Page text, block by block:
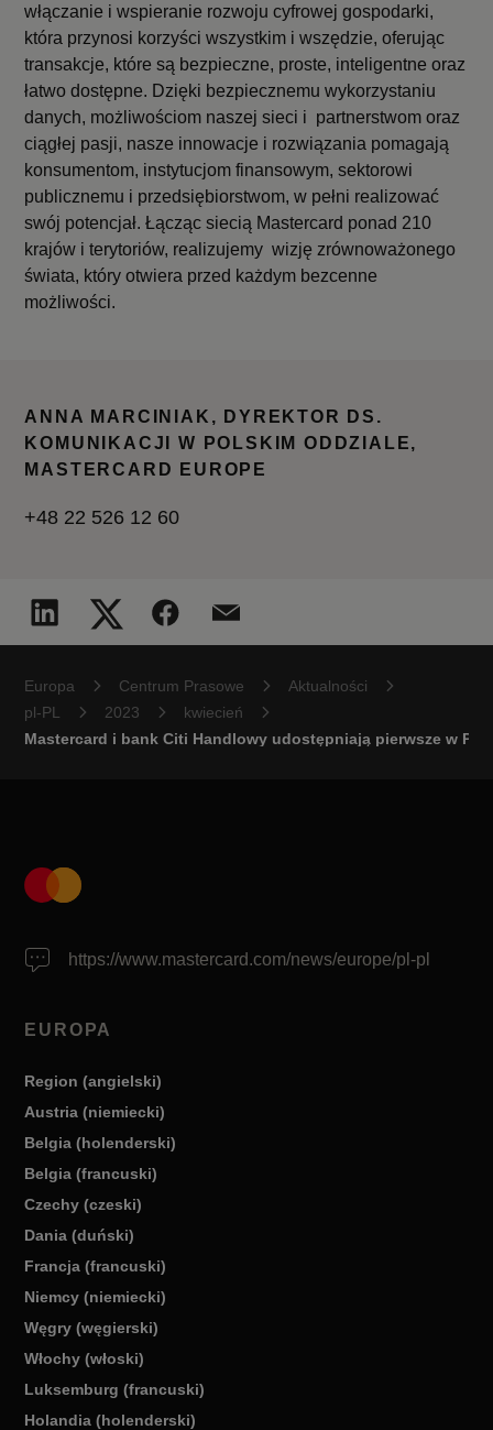
włączanie i wspieranie rozwoju cyfrowej gospodarki,
która przynosi korzyści wszystkim i wszędzie, oferując
transakcje, które są bezpieczne, proste, inteligentne oraz
łatwo dostępne. Dzięki bezpiecznemu wykorzystaniu
danych, możliwościom naszej sieci i partnerstwom oraz
ciągłej pasji, nasze innowacje i rozwiązania pomagają
konsumentom, instytucjom finansowym, sektorowi
publicznemu i przedsiębiorstwom, w pełni realizować
swój potencjał. Łącząc siecią Mastercard ponad 210
krajów i terytoriów, realizujemy wizję zrównoważonego
świata, który otwiera przed każdym bezcenne
możliwości.
ANNA MARCINIAK, DYREKTOR DS.
KOMUNIKACJI W POLSKIM ODDZIALE,
MASTERCARD EUROPE
+48 22 526 12 60
Europa Centrum Prasowe
Aktualności
pl-PL
2023
kwiecień
Mastercard i bank Citi Handlowy udostępniają pierwsze w
https://www.mastercard.com/news/europe/pl-pl
EUROPA
Region (angielski)
Austria (niemiecki)
Belgia (holenderski)
Belgia (francuski)
Czechy (czeski)
Dania (duński)
Francja (francuski)
Niemcy (niemiecki)
Węgry (węgierski)
Włochy (włoski)
Luksemburg (francuski)
Holandia (holenderski)